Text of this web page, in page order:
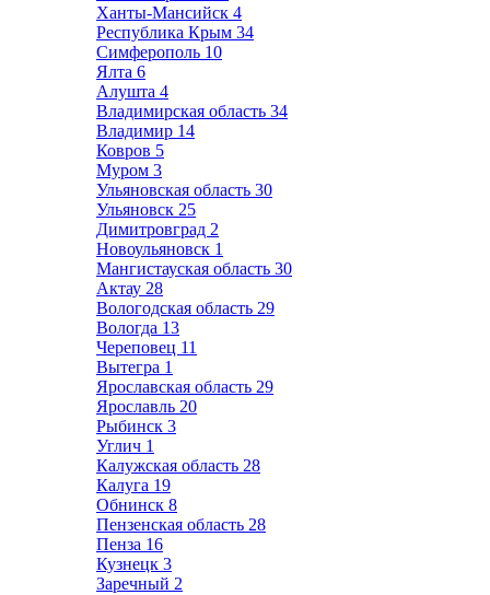
Ханты-Мансийск 4
Республика Крым 34
Симферополь 10
Ялта 6
Алушта 4
Владимирская область 34
Владимир 14
Ковров 5
Муром 3
Ульяновская область 30
Ульяновск 25
Димитровград 2
Новоульяновск 1
Мангистауская область 30
Актау 28
Вологодская область 29
Вологда 13
Череповец 11
Вытегра 1
Ярославская область 29
Ярославль 20
Рыбинск 3
Углич 1
Калужская область 28
Калуга 19
Обнинск 8
Пензенская область 28
Пенза 16
Кузнецк 3
Заречный 2